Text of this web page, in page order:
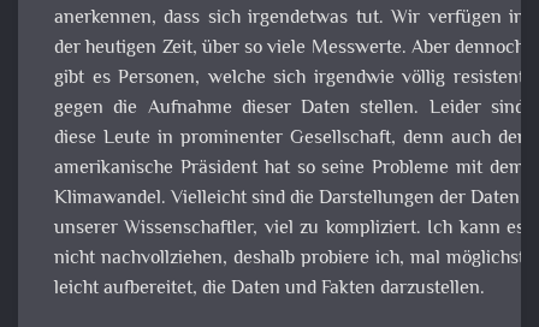
irgendetwas tut. Wir verfügen in der heutigen Zeit, über
viele Messwerte. Aber dennoch gibt es Personen,
sich irgendwie völlig resistent gegen die Aufnahme
Daten stellen. Leider sind diese Leute in
Gesellschaft, denn auch deramerikanische Präsident hat
seine Probleme mit dem Klimawandel. Vielleicht sind
Darstellungen der Daten, unserer Wissenschaftler, viel
kompliziert. Ich kann es nicht nachvollziehen,
probiere ich, mal möglichst leicht aufbereitet, die Daten
Fakten darzustellen.